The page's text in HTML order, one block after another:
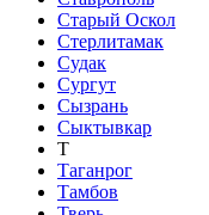
Старый Оскол
Стерлитамак
Судак
Сургут
Сызрань
Сыктывкар
Т
Таганрог
Тамбов